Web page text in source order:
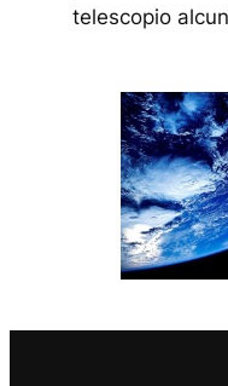
telescopio